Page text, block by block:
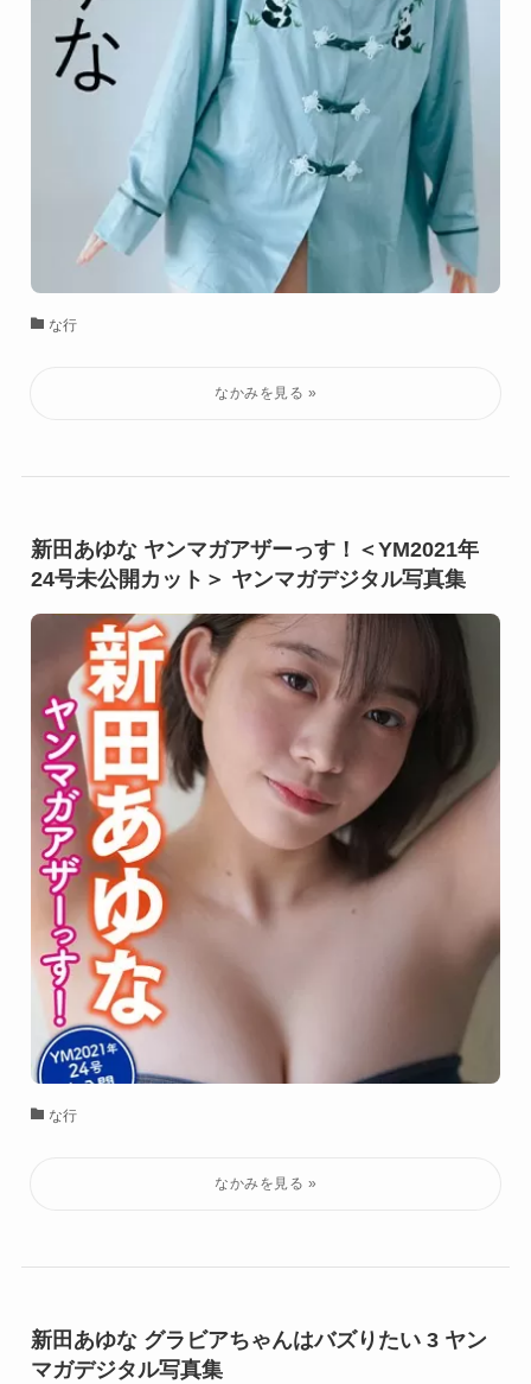
な行
新田あゆな ヤンマガアザーっす！＜YM2021年
24号未公開カット＞ ヤンマガデジタル写真集
な行
新田あゆな グラビアちゃんはバズりたい 3 ヤン
マガデジタル写真集